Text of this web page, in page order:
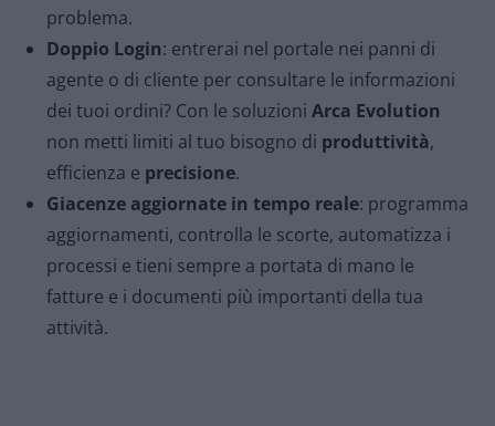
problema.
Doppio Login: entrerai nel portale nei panni di
agente o di cliente per consultare le informazioni
dei tuoi ordini? Con le soluzioniArca Evolution
non metti limiti al tuo bisogno di produttività,
efficienza e precisione.
Giacenze aggiornate in tempo reale: programma
aggiornamenti, controlla le scorte, automatizza i
processi e tieni sempre a portata di mano le
fatture e i documenti più importanti della tua
attività.